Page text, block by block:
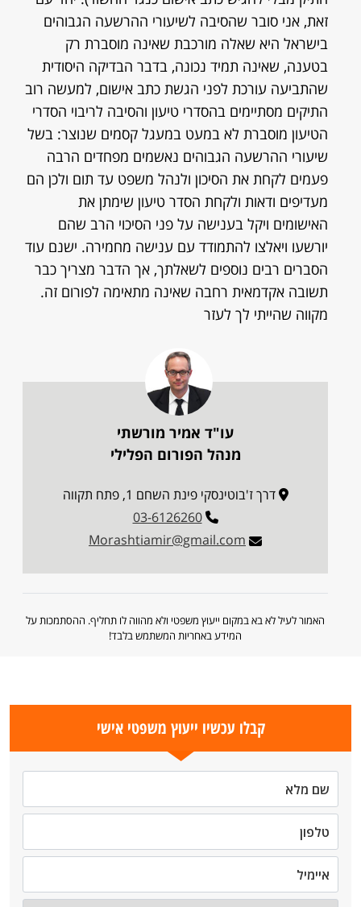
זאת, אני סובר שהסיבה לשיעורי ההרשעה הגבוהים
בישראל היא שאלה מורכבת שאינה מוסברת רק
בטענה, שאינה תמיד נכונה, בדבר הבדיקה היסודית
שהתביעה עורכת לפני הגשת כתב אישום, למעשה רוב
התיקים מסתיימים בהסדרי טיעון והסיבה לריבוי הסדרי
הטיעון מוסברת לא במעט במעגל קסמים שנוצר: בשל
שיעורי ההרשעה הגבוהים נאשמים מפחדים הרבה
פעמים לקחת את הסיכון ולנהל משפט עד תום ולכן הם
מעדיפים ודאות ולקחת הסדר טיעון שימתן את
האישומים ויקל בענישה על פני הסיכוי הרב שהם
יורשעו ויאלצו להתמודד עם ענישה מחמירה. ישנם עוד
הסברים רבים נוספים לשאלתך, אך הדבר מצריך כבר
תשובה אקדמאית רחבה שאינה מתאימה לפורום זה.
מקווה שהייתי לך לעזר
עו"ד אמיר מורשתי
מנהל הפורום הפלילי
דרך ז'בוטינסקי פינת השחם 1, פתח תקווה
03-6126260
Morashtiamir@gmail.com
האמור לעיל לא בא במקום ייעוץ משפטי ולא מהווה לו תחליף. ההסתמכות על
המידע באחריות המשתמש בלבד!
קבלו עכשיו ייעוץ משפטי אישי